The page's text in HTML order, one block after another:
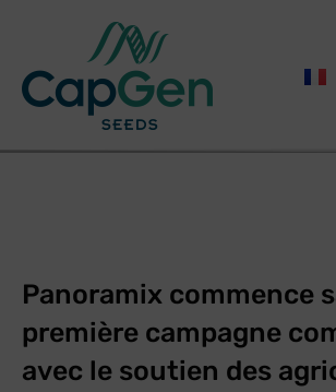
Panoramix commence
première campagne
avec le soutien des